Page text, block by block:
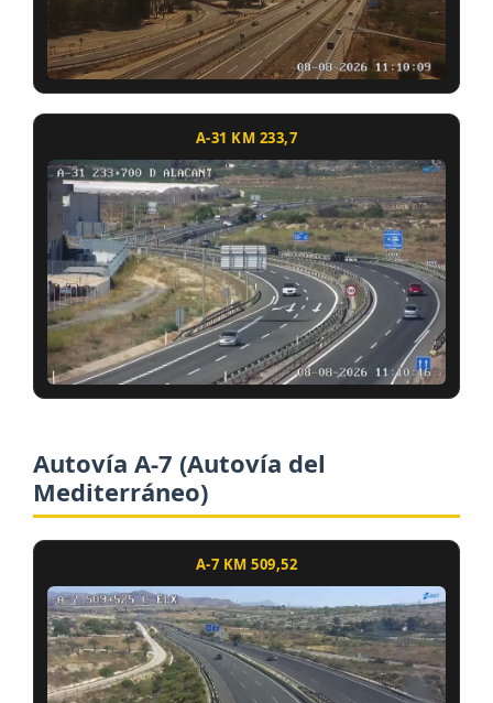
A-31 KM 233,7
Autovía A-7 (Autovía del
Mediterráneo)
A-7 KM 509,52